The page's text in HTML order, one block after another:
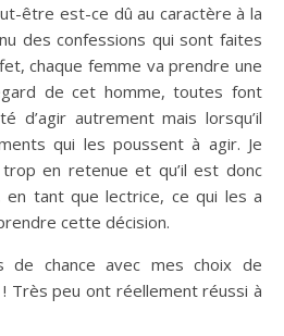
être est-ce dû au caractère à la
des confessions qui sont faites
chaque femme va prendre une
de cet homme, toutes font
d’agir autrement mais lorsqu’il
qui les poussent à agir. Je
en retenue et qu’il est donc
en tant que lectrice, ce qui les a
cette décision.
de chance avec mes choix de
Très peu ont réellement réussi à